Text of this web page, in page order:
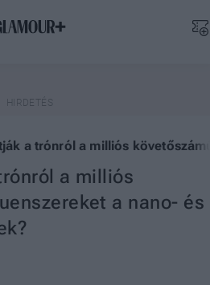
a trónról a milliós
a milliós
a nano- és